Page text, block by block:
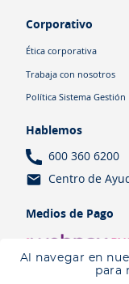
Al navegar en
para
Corporativo
Ética corporativa
Trabaja con nosotros
Política Sistema
Hablemos
600 360 6200
Centro de
Medios de Pago